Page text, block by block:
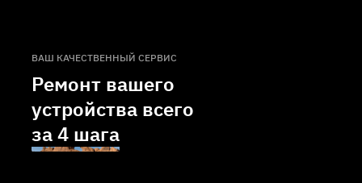
ВАШ КАЧЕСТВЕННЫЙ СЕРВИС
Ремонт вашего
устройства всего
за4 шага